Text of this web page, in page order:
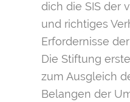
dich die SIS der
und richtiges
Erfordernisse
Die Stiftung
zum Ausgleich
Belangen der